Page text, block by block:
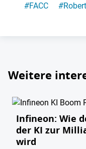
#FACC #
Weitere
Infineon: Wie
der KI zur
wird